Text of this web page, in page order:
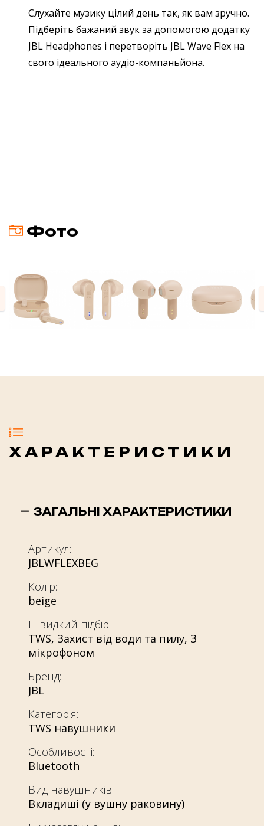
Слухайте музику цілий день так, як вам зручно.
Підберіть бажаний звук за допомогою додатку
JBL Headphones і перетворіть JBL Wave Flex на
свого ідеального аудіо-компаньйона.
Фото
ХАРАКТЕРИСТИКИ
ЗАГАЛЬНІ ХАРАКТЕРИСТИКИ
Артикул:
JBLWFLEXBEG
Колір:
beige
Швидкий підбір:
TWS, Захист від води та пилу, З
мікрофоном
Бренд:
JBL
Категорія:
TWS навушники
Особливості:
Bluetooth
Вид навушників:
Вкладиші (у вушну раковину)